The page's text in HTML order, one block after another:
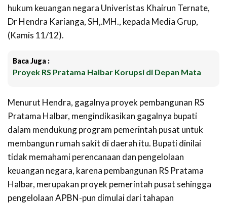
hukum keuangan negara Univeristas Khairun Ternate,
Dr Hendra Karianga, SH,.MH., kepada Media Grup,
(Kamis 11/12).
Baca Juga :
Proyek RS Pratama Halbar Korupsi di Depan Mata
Menurut Hendra, gagalnya proyek pembangunan RS
Pratama Halbar, mengindikasikan gagalnya bupati
dalam mendukung program pemerintah pusat untuk
membangun rumah sakit di daerah itu. Bupati dinilai
tidak memahami perencanaan dan pengelolaan
keuangan negara, karena pembangunan RS Pratama
Halbar, merupakan proyek pemerintah pusat sehingga
pengelolaan APBN-pun dimulai dari tahapan